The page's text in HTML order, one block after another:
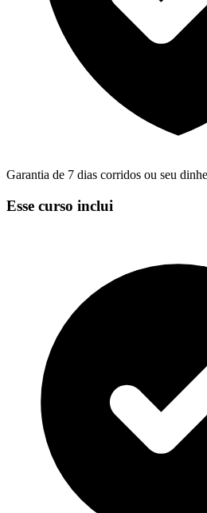
Garantia de 7 dias corridos ou seu
Esse curso inclui